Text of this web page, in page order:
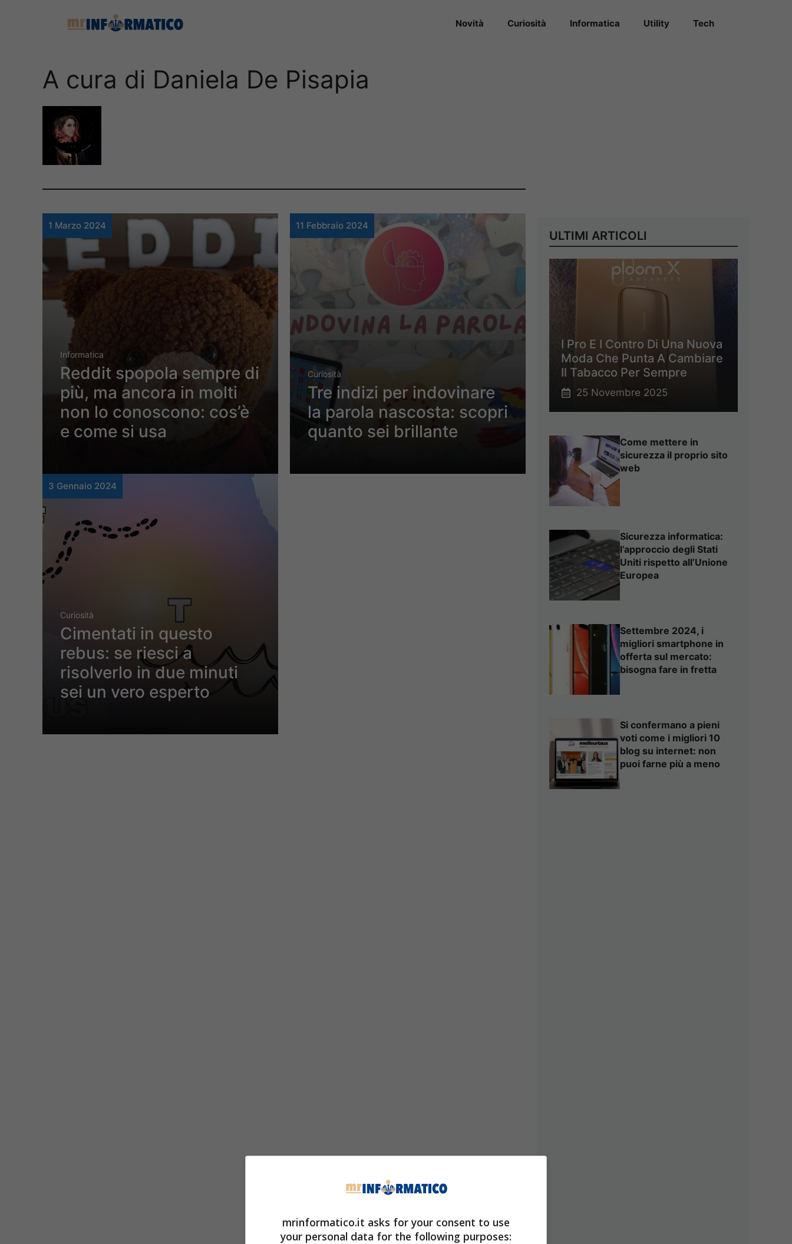
Novità Curiosità Informatica Utility Tech
A cura di Daniela De Pisapia
1 Marzo 2024
Informatica
Reddit spopola sempre di
più, ma ancora in molti
non lo conoscono: cos’è
e come si usa
11 Febbraio 2024
Curiosità
Tre indizi per indovinare
la parola nascosta: scopri
quanto sei brillante
3 Gennaio 2024
Curiosità
Cimentati in questo
rebus: se riesci a
risolverlo in due minuti
sei un vero esperto
ULTIMI ARTICOLI
I Pro E I Contro Di Una Nuova
Moda Che Punta A Cambiare
Il Tabacco Per Sempre
25 Novembre 2025
Come mettere in
sicurezza il proprio sito
web
Sicurezza informatica:
l’approccio degli Stati
Uniti rispetto all’Unione
Europea
Settembre 2024, i
migliori smartphone in
offerta sul mercato:
bisogna fare in fretta
Si confermano a pieni
voti come i migliori 10
blog su internet: non
puoi farne più a meno
mrinformatico.it asks for your consent to use
your personal data for the following purposes: